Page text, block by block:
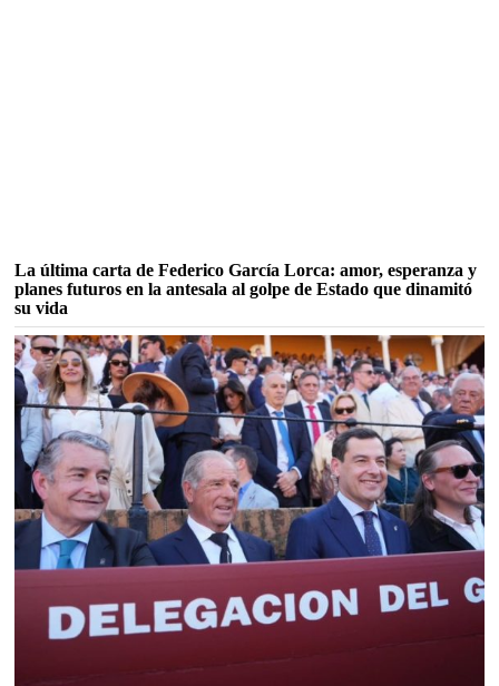
La última carta de Federico García Lorca: amor, esperanza y
planes futuros en la antesala al golpe de Estado que dinamitó
su vida